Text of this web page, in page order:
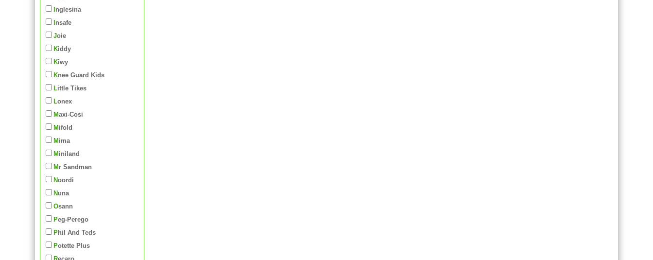
Inglesina
Insafe
Joie
Kiddy
Kiwy
Knee Guard Kids
Little Tikes
Lonex
Maxi-Cosi
Mifold
Mima
Miniland
Mr Sandman
Noordi
Nuna
Osann
Peg-Perego
Phil And Teds
Potette Plus